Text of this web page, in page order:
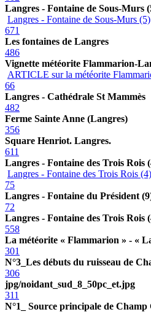
Langres - Fontaine de Sous-Murs
Langres - Fontaine de Sous-Murs (5)
671
Les fontaines de Langres
486
Vignette météorite Flammarion-
ARTICLE sur la météorite
66
Langres - Cathédrale St Mammès
482
Ferme Sainte Anne (Langres)
356
Square Henriot. Langres.
611
Langres - Fontaine des Trois Rois
Langres - Fontaine des Trois Rois (4)
75
Langres - Fontaine du Président
72
Langres - Fontaine des Trois Rois
558
La météorite « Flammarion » - «
301
N°3_Les débuts du ruisseau de
306
jpg/noidant_sud_8_50pc_et.jpg
311
N°1_ Source principale de Champ